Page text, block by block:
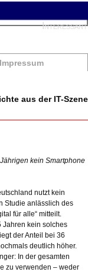
Impressum
aus der IT-Szene
kein Smartphone
nutzt kein
Studie anlässlich des
für alle“ mitteilt.
Jahren kein solches
der Anteil bei 36
deutlich höher.
In der gesamten
zu verwenden – weder